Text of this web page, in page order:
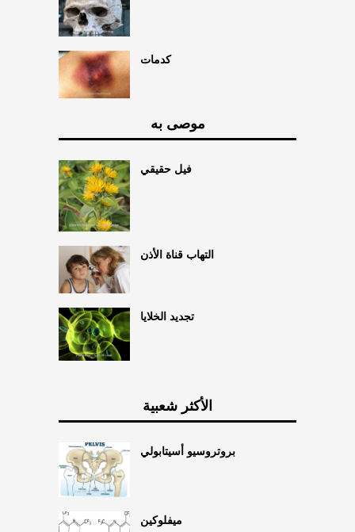
كدمات
موصى به
فيل حقيقي
التهاب قناة الأذن
تجديد الخلايا
الأكثر شعبية
بروتروسيو أسيتابولي
ميفلوكين